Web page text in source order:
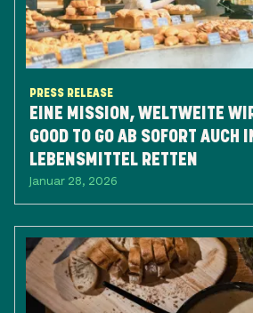
PRESS RELEASE
EINE MISSION, WELTWEITE
GOOD TO GO AB SOFORT AUCH
LEBENSMITTEL RETTEN
Januar 28, 2026